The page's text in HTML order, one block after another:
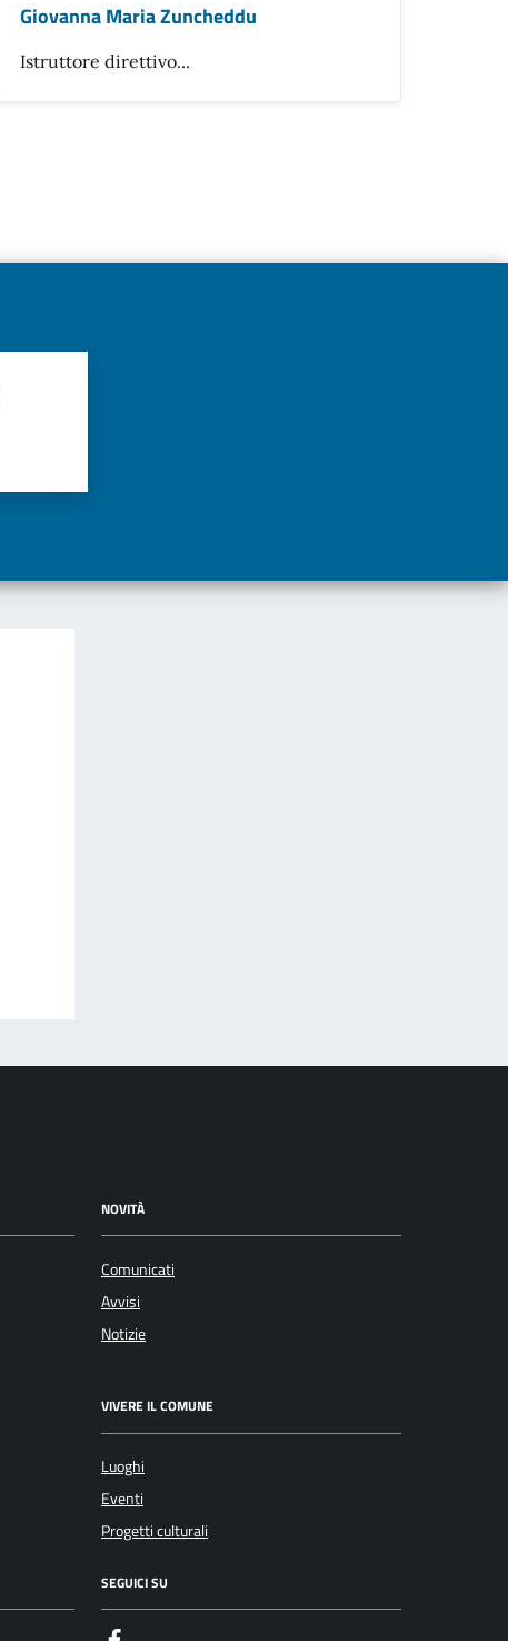
Giovanna Maria Zuncheddu
Istruttore direttivo...
NOVITÀ
Comunicati
Avvisi
Notizie
VIVERE IL COMUNE
Luoghi
Eventi
Progetti culturali
SEGUICI SU